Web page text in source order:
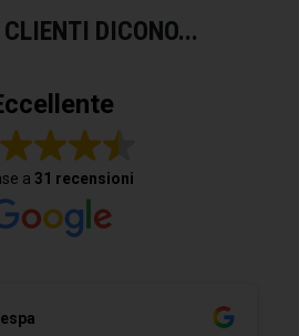
DICONO...
a 31 recensioni